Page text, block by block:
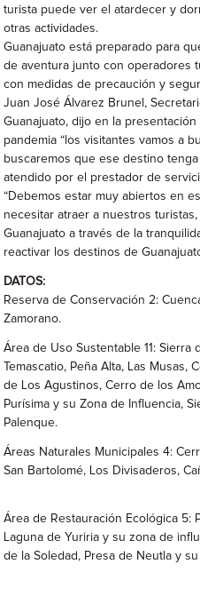
turista puede ver el atardecer y
otras actividades.
Guanajuato está preparado para
de aventura junto con operadores
con medidas de precaución y
Juan José Álvarez Brunel,
Guanajuato, dijo en la
pandemia “los visitantes vamos a
buscaremos que ese destino
atendido por el prestador de
“Debemos estar muy abiertos en
necesitar atraer a nuestros
Guanajuato a través de la
reactivar los destinos de
DATOS:
Reserva de Conservación 2:
Zamorano.
Área de Uso Sustentable 11: Sierra
Temascatio, Peña Alta, Las Musas,
de Los Agustinos, Cerro de los
Purísima y su Zona de Influencia,
Palenque.
Áreas Naturales Municipales 4:
San Bartolomé, Los Divisaderos,
Área de Restauración Ecológica 5:
Laguna de Yuriria y su zona de
de la Soledad, Presa de Neutla y